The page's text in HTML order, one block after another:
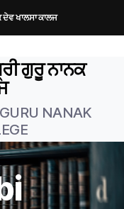
ਗੁਰੂ ਨਾਨਕ
NANAK
ਖਾਲਸਾ ਕਾਲਜ